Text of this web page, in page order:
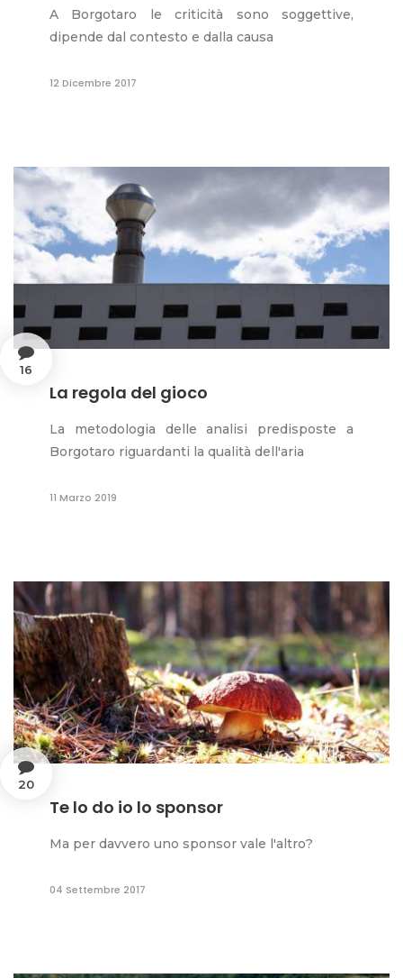
A Borgotaro le criticità sono soggettive,
dipende dal contesto e dalla causa
12 Dicembre 2017
16
La regola del gioco
La metodologia delle analisi predisposte a
Borgotaro riguardanti la qualità dell'aria
11 Marzo 2019
20
Te lo do io lo sponsor
Ma per davvero uno sponsor vale l'altro?
04 Settembre 2017